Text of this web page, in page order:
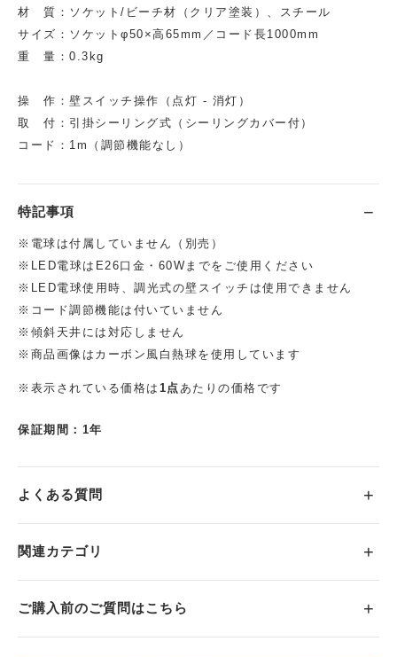
材 質：ソケット/ビーチ材（クリア塗装）、スチール
サイズ：ソケットφ50×高65mm／コード長1000mm
重 量：0.3kg
操 作：壁スイッチ操作（点灯 - 消灯）
取 付：引掛シーリング式（シーリングカバー付）
コード：1m（調節機能なし）
特記事項
※電球は付属していません（別売）
※LED電球はE26口金・60Wまでをご使用ください
※LED電球使用時、調光式の壁スイッチは使用できません
※コード調節機能は付いていません
※傾斜天井には対応しません
※商品画像はカーボン風白熱球を使用しています
※表示されている価格は 1点あたりの価格です
保証期間：1年
よくある質問
関連カテゴリ
ご購入前のご質問はこちら